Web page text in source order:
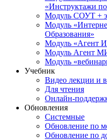
«Инструктажи
Модуль СОУТ +
Модуль
Образования»
Модуль «Агент
Модуль Агент
Модуль
Учебник
Видео лекции и
Для чтения
Онлайн-
Обновления
Системные
Обновление по
Обновление по